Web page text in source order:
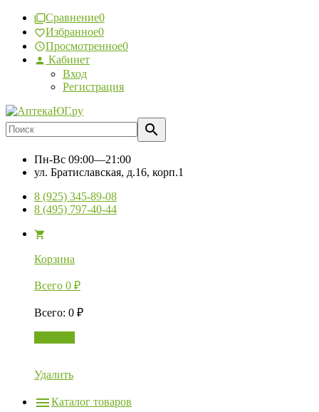
Сравнение0
Избранное0
Просмотренное0
Кабинет
Вход
Регистрация
Пн-Вс 09:00—21:00
ул. Братиславская, д.16, корп.1
8 (925) 345-89-08
8 (495) 797-40-44
Корзина
Всего 0 ₽
Всего: 0 ₽
Удалить
Каталог товаров